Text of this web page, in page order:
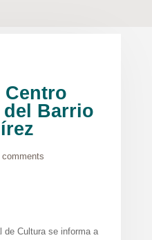
Centro
Barrio
comments
de Cultura se informa a